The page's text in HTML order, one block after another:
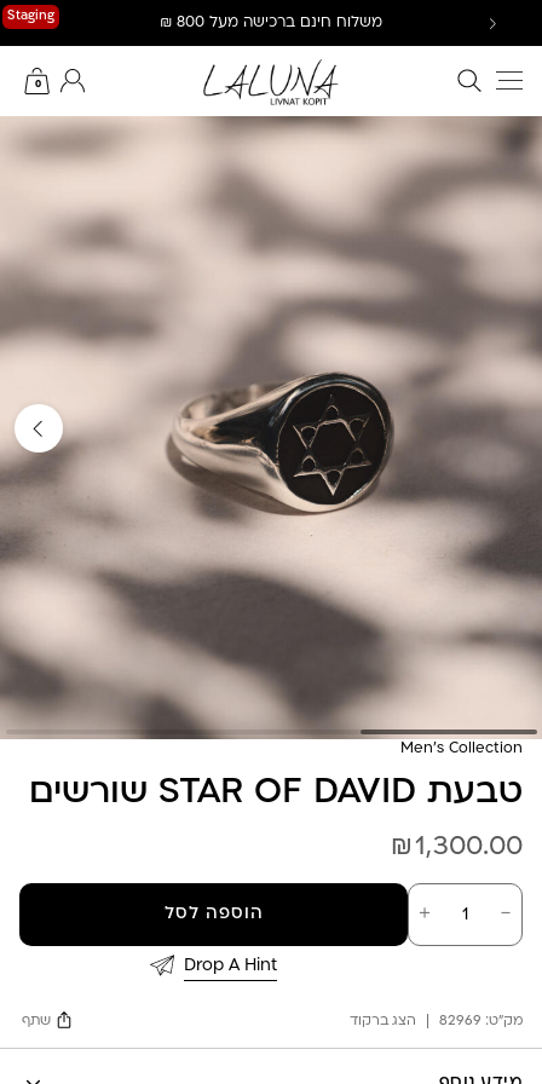
Staging משלוח חינם ברכישה מעל 800 ₪
חיפוש באתר
0
החשבון שלי
Men's Collection
טבעת STAR OF DAVID שורשים
₪1,300.00
－
כמות
של
טבעת
שורשים
＋ הוספה לסל
Drop A Hint
מק"ט: 82969 הצג ברקוד שתף